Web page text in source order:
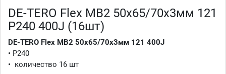
DE-TERO Flex MB2 50x65/70х3мм 121
P240 400J (16шт)
DE-TERO Flex MB2 50x65/70х3мм 121 400J
• P240
• количество 16 шт